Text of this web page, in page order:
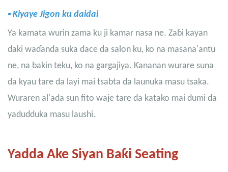
▪ Kiyaye Jigon ku daidai
Ya kamata wurin zama ku ji kamar nasa ne. Zaɓi kayan
daki waɗanda suka dace da salon ku, ko na masana'antu
ne, na bakin teku, ko na gargajiya. Ƙananan wurare suna
da kyau tare da layi mai tsabta da launuka masu tsaka.
Wuraren al'ada sun fito waje tare da katako mai dumi da
yadudduka masu laushi.
Yadda Ake Siyan Baƙi Seating